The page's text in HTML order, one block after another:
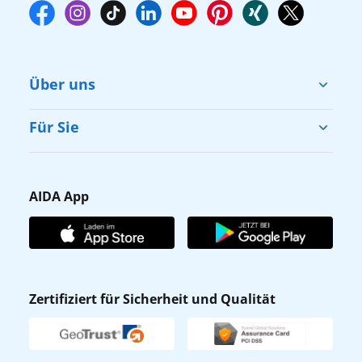
Über uns
Cruise & Help
Karriere
Affiliateprogramm
Verhaltens- & Ethikkodex
Newsletter
Für Sie
Gästefragebogen
AIDA Club
AIDA App
AIDA App
Zertifiziert für Sicherheit und Qualität